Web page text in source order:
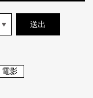
English
電影